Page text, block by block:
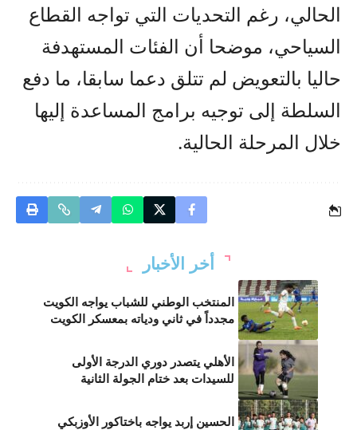
الحالي، رغم التحديات التي تواجه القطاع
السياحي، موضحا أن الفئات المستهدفة
حاليا بالتعويض لم تتلق دعما سابقا، ما دفع
السلطة إلى توجيه برامج المساعدة إليها
خلال المرحلة الحالية.
أخر الأخبار
المنتخب الوطني للشباب يواجه الكويت
مجدداً في ثاني ودياته بمعسكر الكويت
الأهلي يتصدر دوري الدرجة الأولى
للسيدات بعد ختام الجولة الثانية
الحسين إربد يواجه باختاكور الأوزبكي